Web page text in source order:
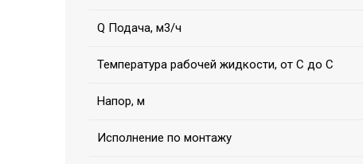
Q Подача, м3/ч
Температура рабочей жидкости, от С до С
Напор, м
Исполнение по монтажу